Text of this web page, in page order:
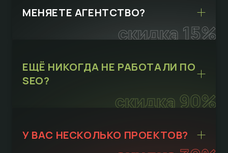
скидка 15%
МЕНЯЕТЕ АГЕНТСТВО?
скидка 90%
ЕЩЁ НИКОГДА НЕ РАБОТАЛИ ПО
SEO?
У ВАС НЕСКОЛЬКО ПРОЕКТОВ?